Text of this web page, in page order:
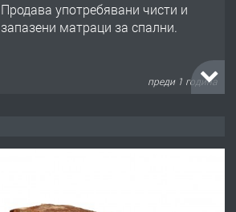
Продава употребявани чисти и
запазени матраци за спални.
преди 1 година